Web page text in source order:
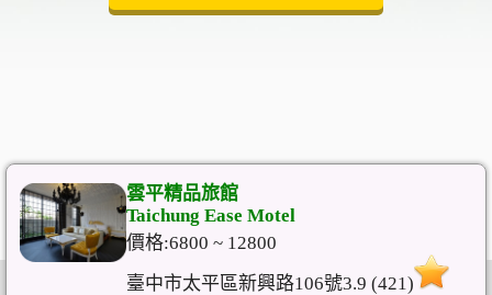
雲平精品旅館
Taichung Ease Motel
價格:6800 ~ 12800
臺中市太平區新興路106號3.9 (421)